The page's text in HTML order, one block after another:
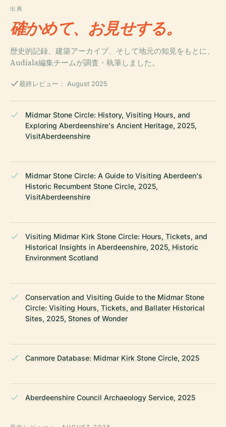
出典
確かめて、お見せする。
歴史的記録、建築アーカイブ、そして地元の知見をもとに、
Audiala編集チームが調査・執筆しました。
最終レビュー： August 2025
Midmar Stone Circle: History, Visiting Hours, and
Exploring Aberdeenshire's Ancient Heritage, 2025,
VisitAberdeenshire
Midmar Stone Circle: A Guide to Visiting Aberdeen's
Historic Recumbent Stone Circle, 2025,
VisitAberdeenshire
Visiting Midmar Kirk Stone Circle: Hours, Tickets, and
Historical Insights in Aberdeenshire, 2025, Historic
Environment Scotland
Conservation and Visiting Guide to the Midmar Stone
Circle: Visiting Hours, Tickets, and Ballater Historical
Sites, 2025, Stones of Wonder
Canmore Database: Midmar Kirk Stone Circle, 2025
Aberdeenshire Council Archaeology Service, 2025